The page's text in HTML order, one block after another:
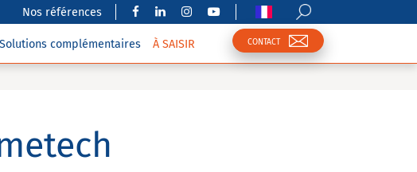
Nos références
Solutions complémentaires À SAISIR CONTACT